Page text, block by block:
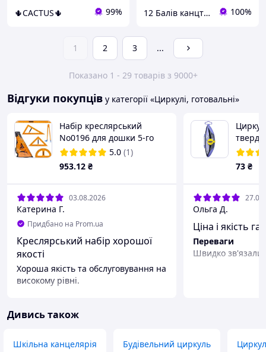
🌵CACTUS🌵 99% 12 Балів канцтовари оптом і в роздріб 100%
1 2 3 ...
Показано 1 - 29 товарів з 9000+
Відгуки покупців у категорії «Циркулі, готовальні»
Набір креслярський
No0196 для дошки 5-го
прем'єр:лін 100 см + 25 см
+ 240 см + 24 ґудзики на
5.0 (1)
953.12 ₴
03.08.2026
Катерина Г.
Придбано на Prom.ua
Креслярський набір хорошої
якості
Хороша якість та обслуговування на
високому рівні.
користуванні
Немає
73 ₴
Ольга Д.
Ціна і якість
Переваги
Швидко
Дивись також
Шкільна канцелярія Будівельний циркуль